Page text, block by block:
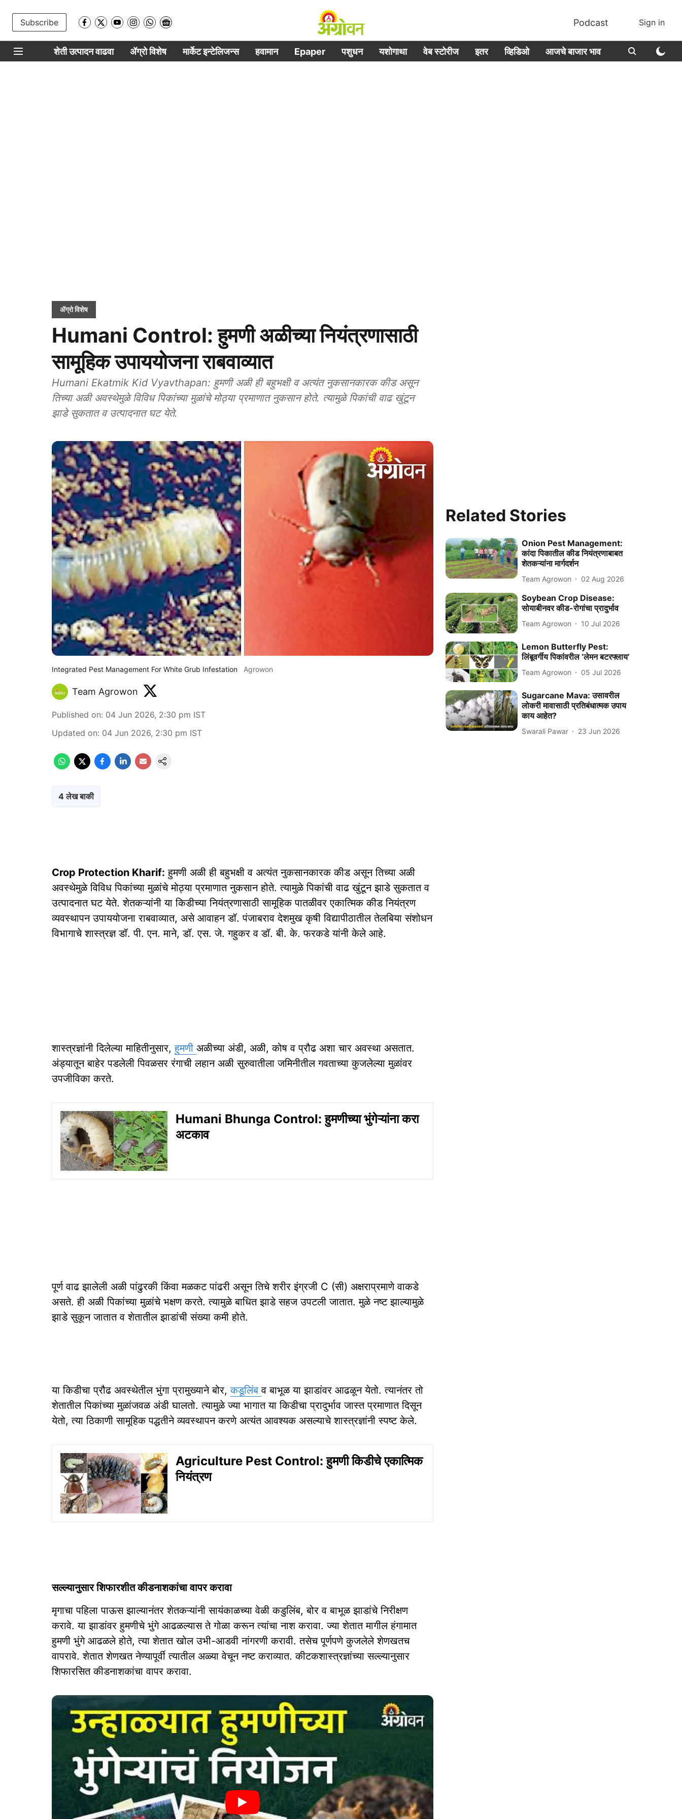
Subscribe Podcast Sign in
शेती उत्पादन वाढवा ॲग्रो विशेष मार्केट इन्टेलिजन्स हवामान Epaper पशुधन यशोगाथा वेब स्टोरीज इतर व्हिडिओ आजचे बाजार भाव
ॲग्रो विशेष
Humani Control: हुमणी अळीच्या नियंत्रणासाठी
सामूहिक उपाययोजना राबवाव्यात
Humani Ekatmik Kid Vyavthapan: हुमणी अळी ही बहुभक्षी व अत्यंत नुकसानकारक कीड असून
तिच्या अळी अवस्थेमुळे विविध पिकांच्या मुळांचे मोठ्या प्रमाणात नुकसान होते. त्यामुळे पिकांची वाढ खुंटून
झाडे सुकतात व उत्पादनात घट येते.
Integrated Pest Management For White Grub Infestation Agrowon
Team Agrowon
Published on: 04 Jun 2026, 2:30 pm IST
Updated on: 04 Jun 2026, 2:30 pm IST
4 लेख बाकी
Crop Protection Kharif: हुमणी अळी ही बहुभक्षी व अत्यंत नुकसानकारक कीड असून तिच्या अळी
अवस्थेमुळे विविध पिकांच्या मुळांचे मोठ्या प्रमाणात नुकसान होते. त्यामुळे पिकांची वाढ खुंटून झाडे सुकतात व
उत्पादनात घट येते. शेतकऱ्यांनी या किडीच्या नियंत्रणासाठी सामूहिक पातळीवर एकात्मिक कीड नियंत्रण
व्यवस्थापन उपाययोजना राबवाव्यात, असे आवाहन डॉ. पंजाबराव देशमुख कृषी विद्यापीठातील तेलबिया संशोधन
विभागाचे शास्त्रज्ञ डॉ. पी. एन. माने, डॉ. एस. जे. गहुकर व डॉ. बी. के. फरकडे यांनी केले आहे.
शास्त्रज्ञांनी दिलेल्या माहितीनुसार,हुमणी अळीच्या अंडी, अळी, कोष व प्रौढ अशा चार अवस्था असतात.
अंड्यातून बाहेर पडलेली पिवळसर रंगाची लहान अळी सुरुवातीला जमिनीतील गवताच्या कुजलेल्या मुळांवर
उपजीविका करते.
Humani Bhunga Control: हुमणीच्या भुंगेऱ्यांना करा
अटकाव
पूर्ण वाढ झालेली अळी पांढुरकी किंवा मळकट पांढरी असून तिचे शरीर इंग्रजी C (सी) अक्षराप्रमाणे वाकडे
असते. ही अळी पिकांच्या मुळांचे भक्षण करते. त्यामुळे बाधित झाडे सहज उपटली जातात. मुळे नष्ट झाल्यामुळे
झाडे सुकून जातात व शेतातील झाडांची संख्या कमी होते.
या किडीचा प्रौढ अवस्थेतील भुंगा प्रामुख्याने बोर,कडूलिंबव बाभूळ या झाडांवर आढळून येतो. त्यानंतर तो
शेतातील पिकांच्या मुळांजवळ अंडी घालतो. त्यामुळे ज्या भागात या किडीचा प्रादुर्भाव जास्त प्रमाणात दिसून
येतो, त्या ठिकाणी सामूहिक पद्धतीने व्यवस्थापन करणे अत्यंत आवश्यक असल्याचे शास्त्रज्ञांनी स्पष्ट केले.
Agriculture Pest Control: हुमणी किडीचे एकात्मिक
नियंत्रण
सल्ल्यानुसार शिफारशीत कीडनाशकांचा वापर करावा
मृगाचा पहिला पाऊस झाल्यानंतर शेतकऱ्यांनी सायंकाळच्या वेळी कडुलिंब, बोर व बाभूळ झाडांचे निरीक्षण
करावे. या झाडांवर हुमणीचे भुंगे आढळल्यास ते गोळा करून त्यांचा नाश करावा. ज्या शेतात मागील हंगामात
हुमणी भुंगे आढळले होते, त्या शेतात खोल उभी-आडवी नांगरणी करावी. तसेच पूर्णपणे कुजलेले शेणखतच
वापरावे. शेतात शेणखत नेण्यापूर्वी त्यातील अळ्या वेचून नष्ट कराव्यात. कीटकशास्त्रज्ञांच्या सल्ल्यानुसार
शिफारसित कीडनाशकांचा वापर करावा.
Related Stories
Onion Pest Management:
कांदा पिकातील कीड नियंत्रणाबाबत
शेतकऱ्यांना मार्गदर्शन
Team Agrowon 02 Aug 2026
Soybean Crop Disease:
सोयाबीनवर कीड-रोगांचा प्रादुर्भाव
Team Agrowon 10 Jul 2026
Lemon Butterfly Pest:
लिंबूवर्गीय पिकांवरील ‘लेमन बटरफ्लाय’
Team Agrowon 05 Jul 2026
Sugarcane Mava: उसावरील
लोकरी मावासाठी प्रतिबंधात्मक उपाय
काय आहेत?
Swarali Pawar 23 Jun 2026